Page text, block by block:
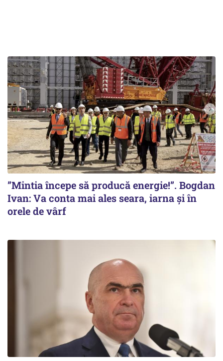
”Mintia începe să producă energie!”. Bogdan
Ivan: Va conta mai ales seara, iarna și în
orele de vârf